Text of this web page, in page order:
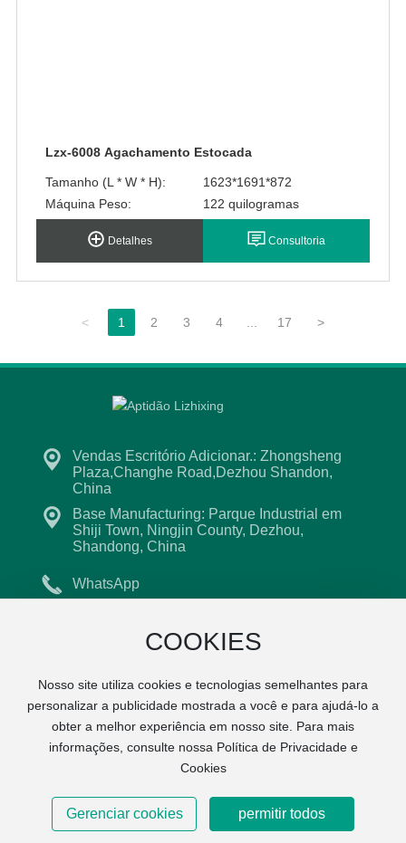
Lzx-6008 Agachamento Estocada
Tamanho (L * W * H):
1623*1691*872
Máquina Peso:
122 quilogramas
Detalhes Consultoria
< 1 2 3 4 17 >
Vendas Escritório Adicionar.: Zhongsheng
Plaza,Changhe Road,Dezhou Shandon,
China
Base Manufacturing: Parque Industrial em
Shiji Town, Ningjin County, Dezhou,
Shandong, China
WhatsApp
Lzx004@lzxfitness.com
© 2024 Shandong lizhixing aptidão tecnologia co., LTD
Licença Comercial
鲁ICP备16018495号-1
Powered by www.300.cn
COOKIES
Nosso site utiliza cookies e tecnologias semelhantes para
personalizar a publicidade mostrada a você e para ajudá-lo a
obter a melhor experiência em nosso site. Para mais
informações, consulte nossa Política de Privacidade e
Cookies
Gerenciar cookies permitir todos